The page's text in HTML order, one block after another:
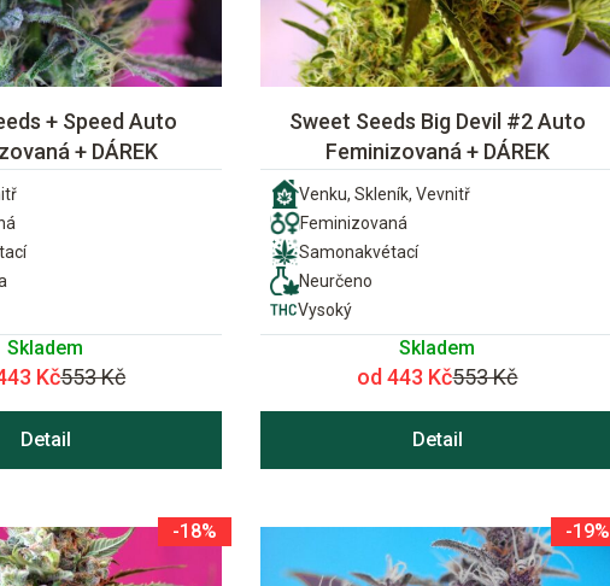
+ Speed Auto
+ DÁREK
Skladem
Kč553 Kč
Detail
Sweet Seeds Big Devil #2 Auto
Feminizovaná + DÁREK
Venku, Skleník, Vevnitř
Feminizovaná
Samonakvétací
Neurčeno
Vysoký
Skladem
od 443 Kč553 Kč
Detail
-18% -19%